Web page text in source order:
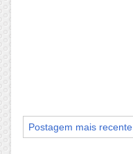
Postagem mais recente